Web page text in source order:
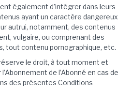
également d’intégrer dans leurs
ayant un caractère dangereux
autrui, notamment, des contenus
vulgaire, ou comprenant des
tout contenu pornographique, etc.
le droit, à tout moment et
de l’Abonné en cas de
des présentes Conditions